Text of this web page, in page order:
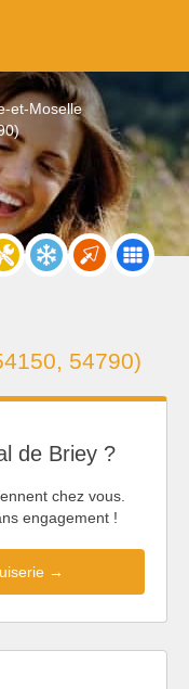
et-Moselle
54790)
de Briey ?
chez vous.
engagement !
→